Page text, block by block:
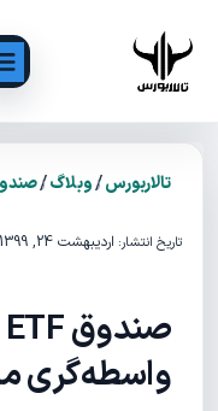
تالاربورس/وبلاگ/
تاریخ انتشار: اردیبهشت 24, 1399
واسطه‌گری